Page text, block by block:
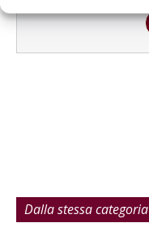
Dalla stessa categoria